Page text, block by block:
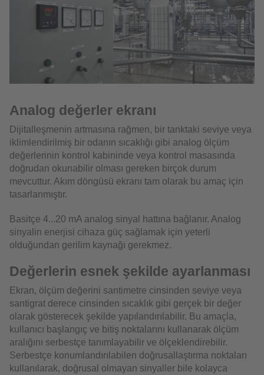
Analog değerler ekranı
Dijitalleşmenin artmasına rağmen, bir tanktaki seviye veya
iklimlendirilmiş bir odanın sıcaklığı gibi analog ölçüm
değerlerinin kontrol kabininde veya kontrol masasında
doğrudan okunabilir olması gereken birçok durum
mevcuttur. Akım döngüsü ekranı tam olarak bu amaç için
tasarlanmıştır.
Basitçe 4...20 mA analog sinyal hattına bağlanır. Analog
sinyalin enerjisi cihaza güç sağlamak için yeterli
olduğundan gerilim kaynağı gerekmez.
Değerlerin esnek şekilde ayarlanması
Ekran, ölçüm değerini santimetre cinsinden seviye veya
santigrat derece cinsinden sıcaklık gibi gerçek bir değer
olarak gösterecek şekilde yapılandırılabilir. Bu amaçla,
kullanıcı başlangıç ve bitiş noktalarını kullanarak ölçüm
aralığını serbestçe tanımlayabilir ve ölçeklendirebilir.
Serbestçe konumlandırılabilen doğrusallaştırma noktaları
kullanılarak, doğrusal olmayan sinyaller bile kolayca